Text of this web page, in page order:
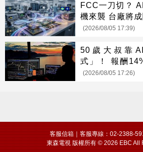
FCC一刀切？
機來襲 台廠將
(2026/08/05 17:39)
50歲大叔靠
式」！ 報酬
辭職去炒股
(2026/08/05 17:26)
客服信箱｜客服專線：02-2388-
東森電視 版權所有 © 2026 EBC All